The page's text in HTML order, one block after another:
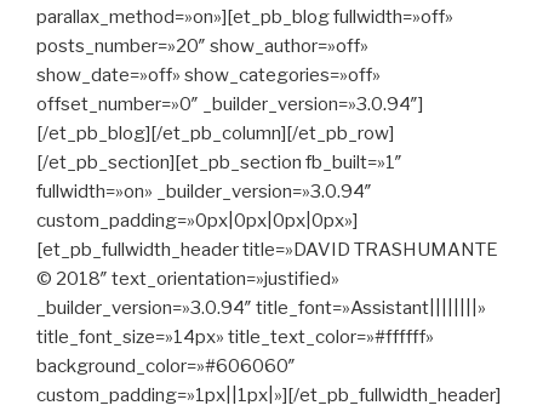
parallax_method=»on»][et_pb_blog fullwidth=»off»
posts_number=»20″ show_author=»off»
show_date=»off» show_categories=»off»
offset_number=»0″ _builder_version=»3.0.94″]
[/et_pb_blog][/et_pb_column][/et_pb_row]
[/et_pb_section][et_pb_section fb_built=»1″
fullwidth=»on» _builder_version=»3.0.94″
custom_padding=»0px|0px|0px|0px»]
[et_pb_fullwidth_header title=»DAVID TRASHUMANTE
© 2018″ text_orientation=»justified»
_builder_version=»3.0.94″ title_font=»Assistant||||||||»
title_font_size=»14px» title_text_color=»#ffffff»
background_color=»#606060″
custom_padding=»1px||1px|»][/et_pb_fullwidth_header]